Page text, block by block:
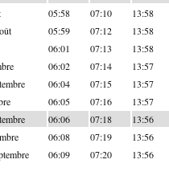
05:58 07:10 13:58
05:59 07:12 13:58
06:01 07:13 13:58
06:02 07:14 13:57
06:04 07:15 13:57
06:05 07:16 13:57
06:06 07:18 13:56
06:08 07:19 13:56
06:09 07:20 13:56